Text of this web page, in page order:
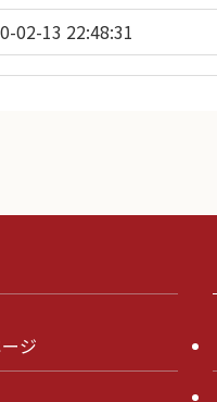
02-13 22:48:31
ジ